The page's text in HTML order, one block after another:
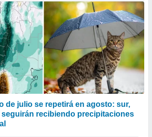
de julio se repetirá en agosto: sur,
recibiendo precipitaciones